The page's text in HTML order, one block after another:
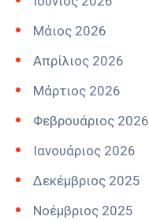
Μάιος 2026
Απρίλιος 2026
Μάρτιος 2026
Φεβρουάριος 2026
Ιανουάριος 2026
Δεκέμβριος 2025
Νοέμβριος 2025